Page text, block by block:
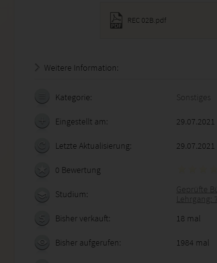
REC 02B.pdf
Weitere Information:
Kategorie: Sonstiges
Eingestellt am:
Letzte Aktualisierung: 29.07.2021
0 Bewertung
Studium:
Geprüfte
Lehrgang:
Bisher verkauft:
18 mal
Bisher aufgerufen: 1984 mal